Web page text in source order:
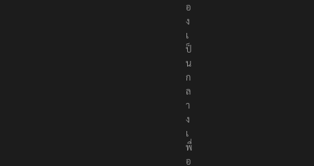
อ
ง
เ
ป็
น
ก
ล
า
ง
เ
พื่
อ